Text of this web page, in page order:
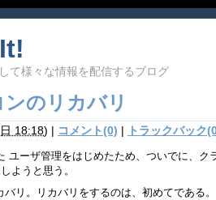
て様々な情報を配信するブログ
のリカバリ
18:18) | コメント(0) | トラックバック
ユーザ管理をはじめたため、ついでに、ク
ようと思う。
バリ。リカバリをするのは、初めてである